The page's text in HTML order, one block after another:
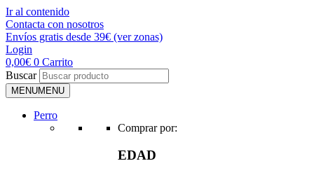
Ir al contenido
Contacta con nosotros
Envíos gratis desde 39€ (ver zonas)
Login
0,00€ 0 Carrito
Buscar
MENUMENU
Perro
Comprar por:
EDAD